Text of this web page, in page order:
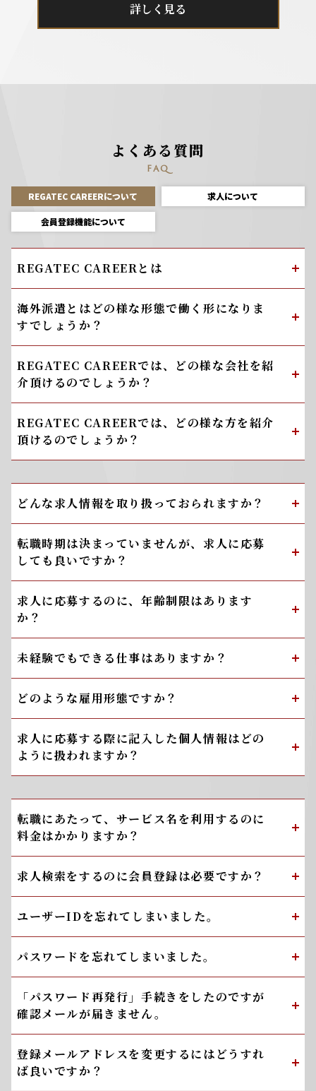
詳しく見る
よくある質問
FAQ
REGATEC CAREERについて 求人について
会員登録機能について
REGATEC CAREERとは
海外派遣とはどの様な形態で働く形になりま
すでしょうか？
REGATEC CAREERでは、どの様な会社を紹
介頂けるのでしょうか？
REGATEC CAREERでは、どの様な方を紹介
頂けるのでしょうか？
どんな求人情報を取り扱っておられますか？
転職時期は決まっていませんが、求人に応募
しても良いですか？
求人に応募するのに、年齢制限はあります
か？
未経験でもできる仕事はありますか？
どのような雇用形態ですか？
求人に応募する際に記入した個人情報はどの
ように扱われますか？
転職にあたって、サービス名を利用するのに
料金はかかりますか？
求人検索をするのに会員登録は必要ですか？
ユーザーIDを忘れてしまいました。
パスワードを忘れてしまいました。
「パスワード再発行」手続きをしたのですが
確認メールが届きません。
登録メールアドレスを変更するにはどうすれ
ば良いですか？